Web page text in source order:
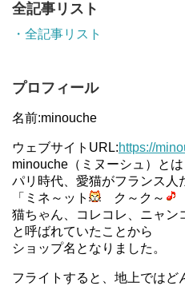
全記事リスト
・全記事リスト
プロフィール
名前:minouche
ウェブサイトURL:https://
minouche（ミヌーシュ）とは
パリ時代、愛猫がフランス人
「ミネ～ット
ク～ク～
猫ちゃん、コレコレ、ニャン
と呼ばれていたことから
ショップ名となりました。
フライトすると、地上ではど